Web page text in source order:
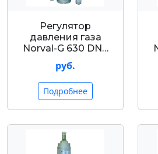
Регулятор
давления газа
Nоrval-G 630 DN…
руб.
Подробнее